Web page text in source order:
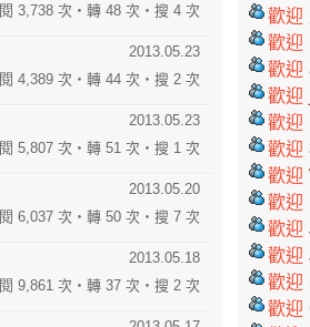
閱 3,738 次‧轉 48 次‧搜 4 次
2013.05.23
閱 4,389 次‧轉 44 次‧搜 2 次
2013.05.23
閱 5,807 次‧轉 51 次‧搜 1 次
2013.05.20
閱 6,037 次‧轉 50 次‧搜 7 次
2013.05.18
閱 9,861 次‧轉 37 次‧搜 2 次
歡迎
歡迎
歡迎
歡迎
歡迎
歡迎
歡迎
歡迎
歡迎
歡迎
歡迎
歡迎